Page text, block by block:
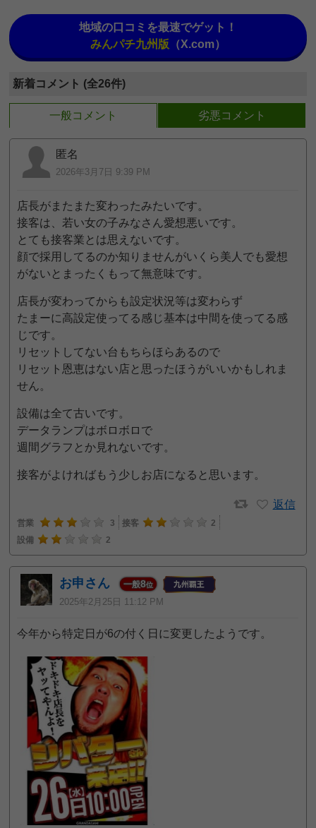
地域の口コミを最速でゲット！
みんパチ九州版 （X.com）
新着コメント (全26件)
一般コメント 劣悪コメント
匿名
2026年3月7日 9:39 PM
店長がまたまた変わったみたいです。
接客は、若い女の子みなさん愛想悪いです。
とても接客業とは思えないです。
顔で採用してるのか知りませんがいくら美人でも愛想
がないとまったくもって無意味です。
店長が変わってからも設定状況等は変わらず
たまーに高設定使ってる感じ基本は中間を使ってる感
じです。
リセットしてない台もちらほらあるので
リセット恩恵はない店と思ったほうがいいかもしれま
せん。
設備は全て古いです。
データランプはボロボロで
週間グラフとか見れないです。
接客がよければもう少しお店になると思います。
返信
営業 3 接客
2
設備
2
お申さん 一般8位
2025年2月25日 11:12 PM
今年から特定日が6の付く日に変更したようです。